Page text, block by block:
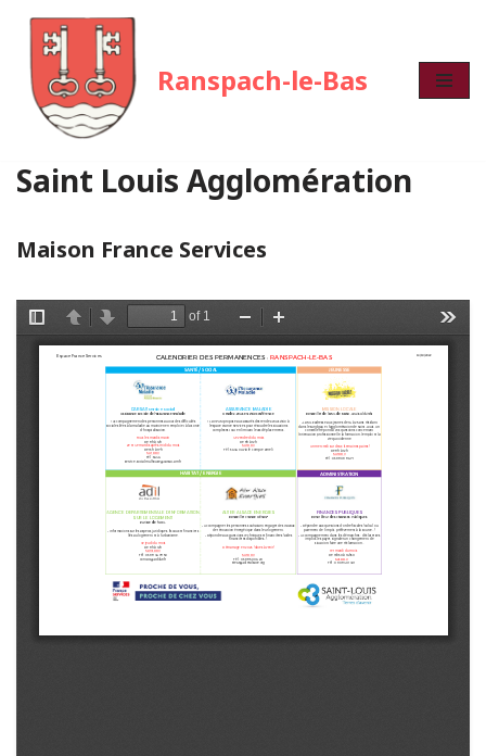
Aller
au
contenu
Ranspach-le-Bas
Saint Louis Agglomération
Maison France Services